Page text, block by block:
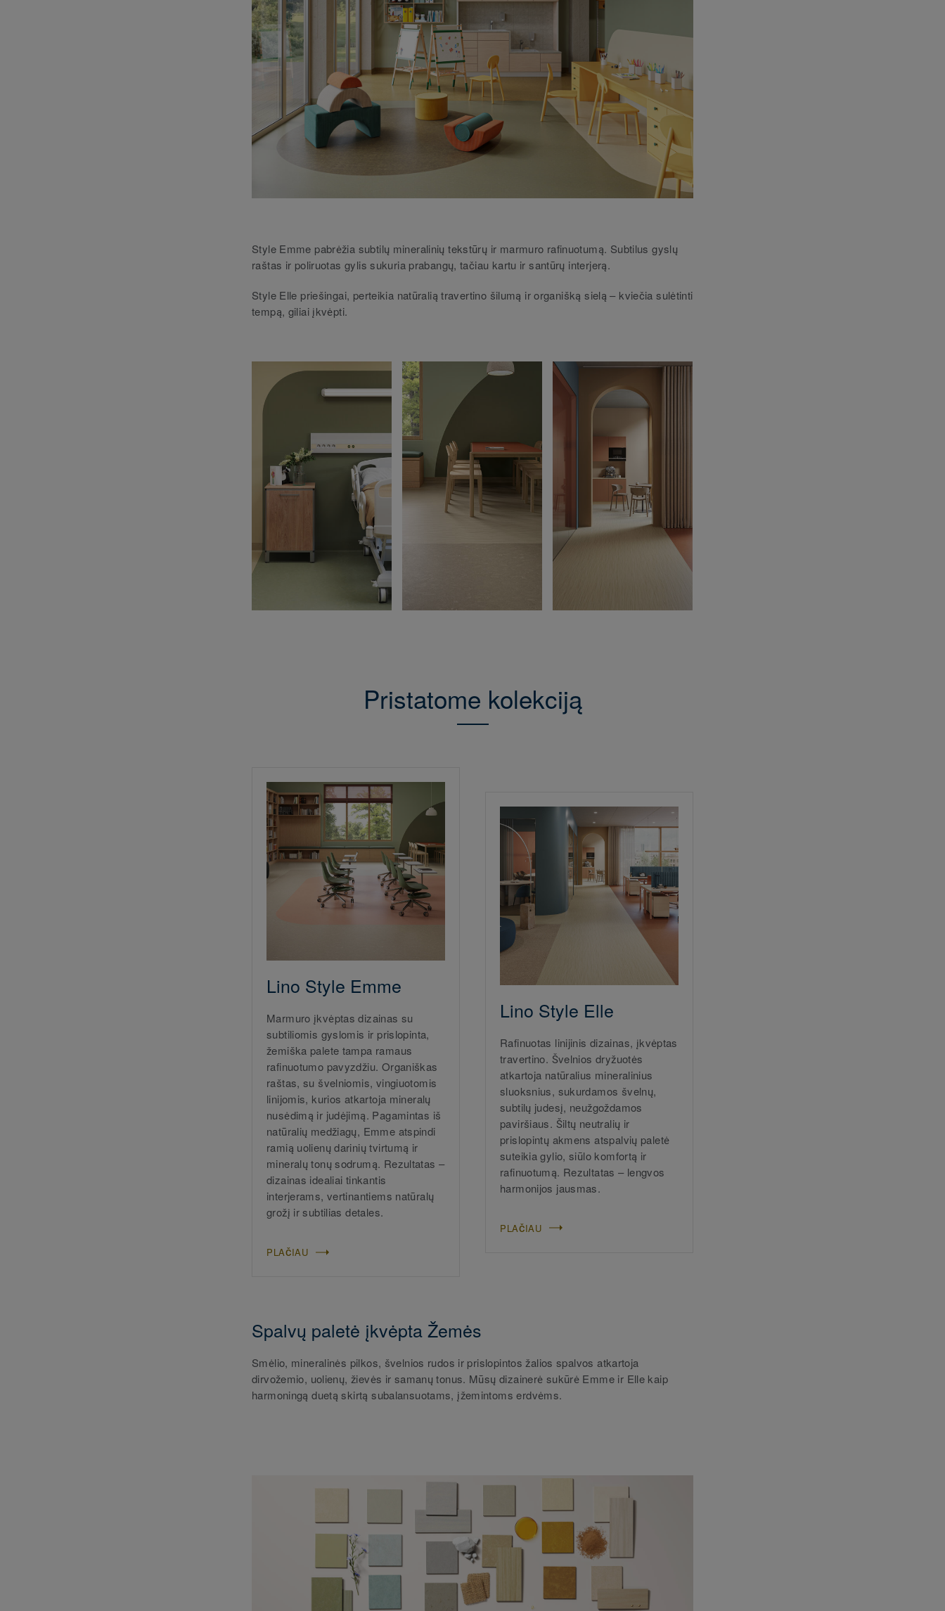
Style Emme pabrėžia subtilų mineralinių tekstūrų ir marmuro rafinuotumą. Subtilus gyslų
raštas ir poliruotas gylis sukuria prabangų, tačiau kartu ir santūrų interjerą.
Style Elle priešingai, perteikia natūralią travertino šilumą ir organišką sielą – kviečia sulėtinti
tempą, giliai įkvėpti.
Pristatome kolekciją
Lino Style Emme
Marmuro įkvėptas dizainas su
subtiliomis gyslomis ir prislopinta,
žemiška palete tampa ramaus
rafinuotumo pavyzdžiu. Organiškas
raštas, su švelniomis, vingiuotomis
linijomis, kurios atkartoja mineralų
nusėdimą ir judėjimą. Pagamintas iš
natūralių medžiagų, Emme atspindi
ramią uolienų darinių tvirtumą ir
mineralų tonų sodrumą. Rezultatas –
dizainas idealiai tinkantis
interjerams, vertinantiems natūralų
grožį ir subtilias detales.
PLAČIAU
Lino Style Elle
Rafinuotas linijinis dizainas, įkvėptas
travertino. Švelnios dryžuotės
atkartoja natūralius mineralinius
sluoksnius, sukurdamos švelnų,
subtilų judesį, neužgoždamos
paviršiaus. Šiltų neutralių ir
prislopintų akmens atspalvių paletė
suteikia gylio, siūlo komfortą ir
rafinuotumą. Rezultatas – lengvos
harmonijos jausmas.
PLAČIAU
Spalvų paletė įkvėpta Žemės
Smėlio, mineralinės pilkos, švelnios rudos ir prislopintos žalios spalvos atkartoja
dirvožemio, uolienų, žievės ir samanų tonus. Mūsų dizainerė sukūrė Emme ir Elle kaip
harmoningą duetą skirtą subalansuotams, įžemintoms erdvėms.